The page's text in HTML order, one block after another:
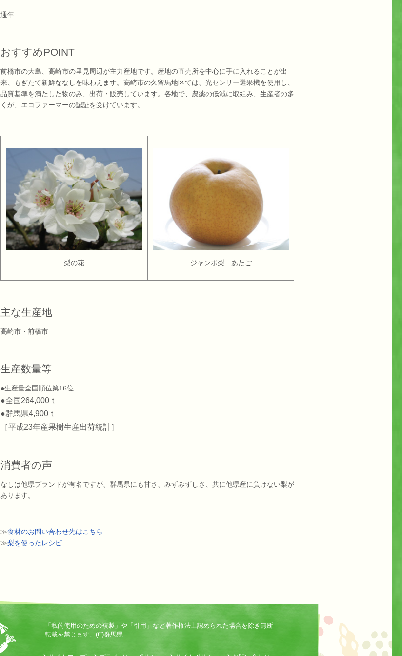
通年
おすすめPOINT
前橋市の大島、高崎市の里見周辺が主力産地です。産地の直売所を中心に手に入れることが出
来、もぎたて新鮮ななしを味わえます。高崎市の久留馬地区では、光センサー選果機を使用し、
品質基準を満たした物のみ、出荷・販売しています。各地で、農薬の低減に取組み、生産者の多
くが、エコファーマーの認証を受けています。
梨の花 ジャンボ梨 あたご
主な生産地
高崎市・前橋市
生産数量等
●生産量全国順位第16位
●全国264,000ｔ
●群馬県4,900ｔ
［平成23年産果樹生産出荷統計］
消費者の声
なしは他県ブランドが有名ですが、群馬県にも甘さ、みずみずしさ、共に他県産に負けない梨が
あります。
≫食材のお問い合わせ先はこちら
≫梨を使ったレシピ
「私的使用のための複製」や「引用」など著作権法上認められた場合を除き無断
転載を禁じます。(C)群馬県